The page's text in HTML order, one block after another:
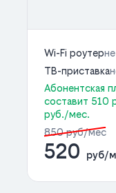
Wi-Fi роутер
ТВ-приставка
Абонентская
составит 510
руб./мес.
850 руб/мес
520 руб/